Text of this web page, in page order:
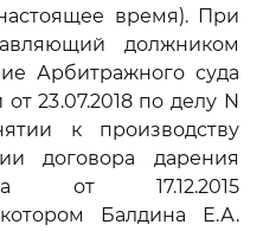
время). При
должником
Арбитражного суда
23.07.2018 по делу N
к производству
договора дарения
от 17.12.2015
Балдина Е.А.